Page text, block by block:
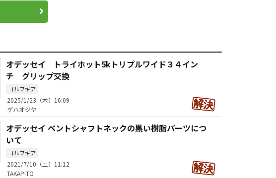
オデッセイ トライホット5kトリプルワイド３４イン
チ グリップ交換
ゴルフギア
2025/1/23（木）16:09
ゲハオジヤ
オデッセイ ベントシャフトネックの黒い樹脂パーツにつ
いて
ゴルフギア
2021/7/10（土）11:12
TAKAPITO